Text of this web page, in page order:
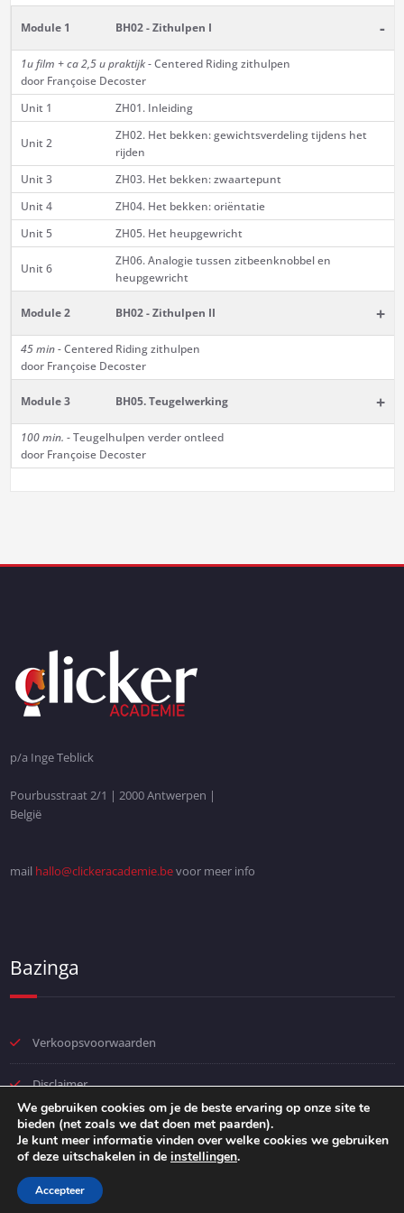
Module 1 BH02 - Zithulpen I -
1u film + ca 2,5 u praktijk- Centered Riding zithulpen
door Françoise Decoster
Unit 1
ZH01. Inleiding
Unit 2
ZH02. Het bekken: gewichtsverdeling tijdens het
rijden
Unit 3
ZH03. Het bekken: zwaartepunt
Unit 4
ZH04. Het bekken: oriëntatie
Unit 5
ZH05. Het heupgewricht
Unit 6
ZH06. Analogie tussen zitbeenknobbel en
heupgewricht
Module 2 BH02 - Zithulpen II +
45 min -Centered Riding zithulpen
door Françoise Decoster
Module 3 BH05. Teugelwerking +
100 min. - Teugelhulpen verder ontleed
door Françoise Decoster
p/a Inge Teblick
Pourbusstraat 2/1 | 2000 Antwerpen |
België
mail hallo@clickeracademie.bevoor meer info
Bazinga
Verkoopsvoorwaarden
Disclaimer
Privacybeleid
We gebruiken cookies om je de beste ervaring op onze site te
bieden (net zoals we dat doen met paarden).
Je kunt meer informatie vinden over welke cookies we gebruiken
of deze uitschakelen in de instellingen.
Accepteer